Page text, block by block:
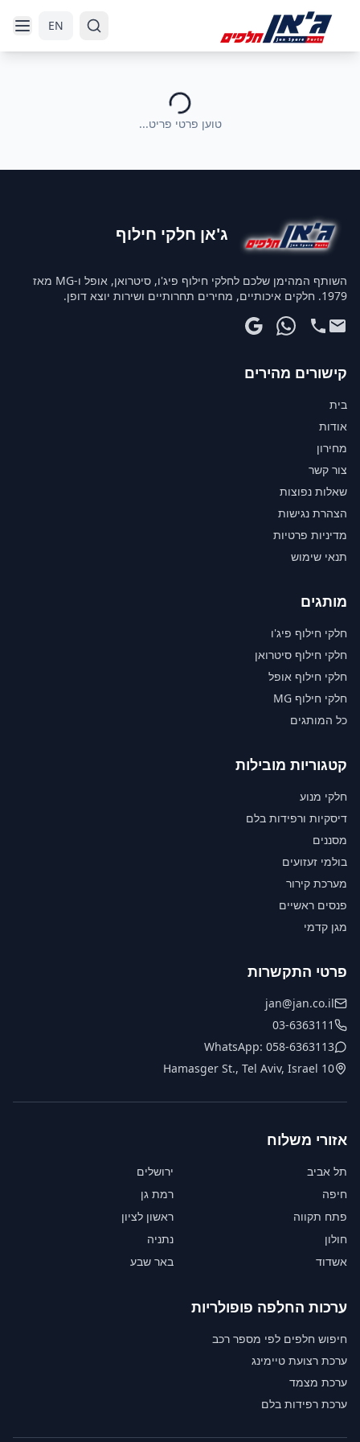
EN
טוען פרטי פריט...
ג'אן חלקי חילוף
השותף המהימן שלכם לחלקי חילוף פיג'ו, סיטרואן, אופל ו-MG מאז
1979. חלקים איכותיים, מחירים תחרותיים ושירות יוצא דופן.
קישורים מהירים
בית
אודות
מחירון
צור קשר
שאלות נפוצות
הצהרת נגישות
מדיניות פרטיות
תנאי שימוש
מותגים
חלקי חילוף פיג'ו
חלקי חילוף סיטרואן
חלקי חילוף אופל
חלקי חילוף MG
כל המותגים
קטגוריות מובילות
חלקי מנוע
דיסקיות ורפידות בלם
מסננים
בולמי זעזועים
מערכת קירור
פנסים ראשיים
מגן קדמי
פרטי התקשרות
jan@jan.co.il
03-6363111
WhatsApp: 058-6363113
10 Hamasger St., Tel Aviv, Israel
אזורי משלוח
תל אביב
ירושלים
חיפה
רמת גן
פתח תקווה
ראשון לציון
חולון
נתניה
אשדוד
באר שבע
ערכות החלפה פופולריות
חיפוש חלפים לפי מספר רכב
ערכת רצועת טיימינג
ערכת מצמד
ערכת רפידות בלם